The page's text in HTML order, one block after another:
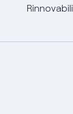
Rinnovabili